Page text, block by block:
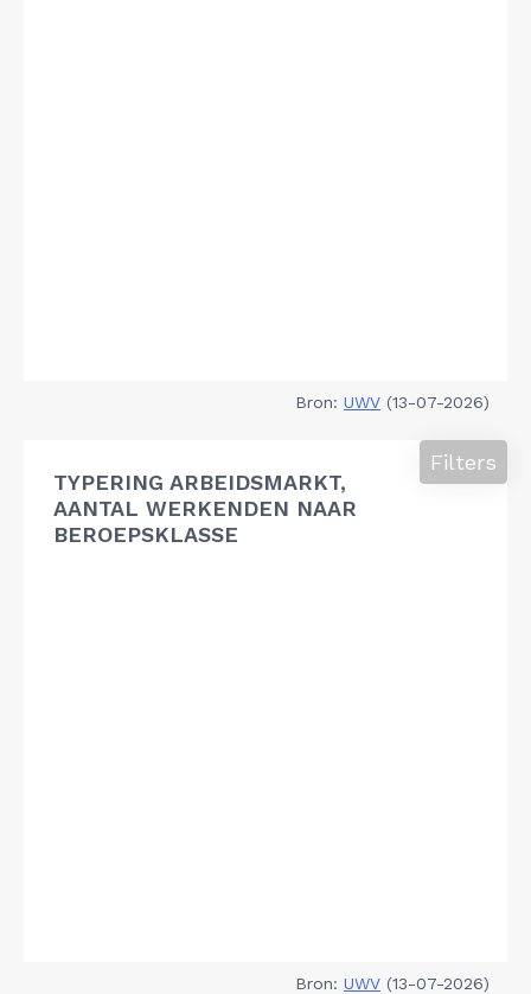
Bron: UWV (13-07-2026)
TYPERING ARBEIDSMARKT,
AANTAL WERKENDEN NAAR
BEROEPSKLASSE
Filters
Bron: UWV (13-07-2026)